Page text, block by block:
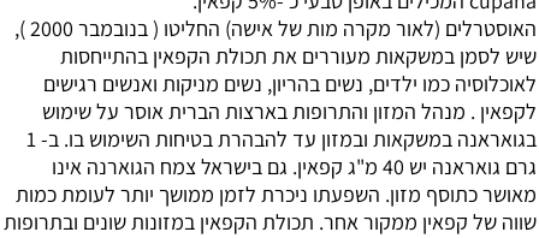
האוסטרלים (לאור מקרה מות של אישה) החליטו ( בנובמבר 2000 ),
שיש לסמן במשקאות מעוררים את תכולת הקפאין בהתייחסות
לאוכלוסיה כמו ילדים, נשים בהריון, נשים מניקות ואנשים רגישים
לקפאין . מנהל המזון והתרופות בארצות הברית אוסר על שימוש
בגואראנה במשקאות ובמזון עד להבהרת בטיחות השימוש בו. ב- 1
גרם גואראנה יש 40 מ"ג קפאין. גם בישראל צמח הגוארנה אינו
מאושר כתוסף מזון. השפעתו ניכרת לזמן ממושך יותר לעומת כמות
שווה של קפאין ממקור אחר. תכולת הקפאין במזונות שונים ובתרופות